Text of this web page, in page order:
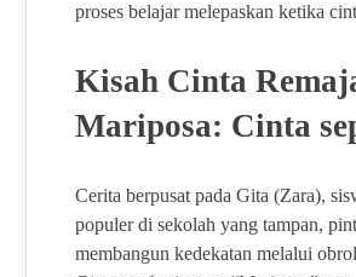
proses belajar melepaskan ketika
Kisah Cinta
Mariposa: Cinta
Cerita berpusat pada Gita (Zara),
populer di sekolah yang tampan,
membangun kedekatan melalui